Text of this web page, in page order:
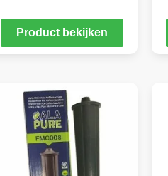
Product bekijken